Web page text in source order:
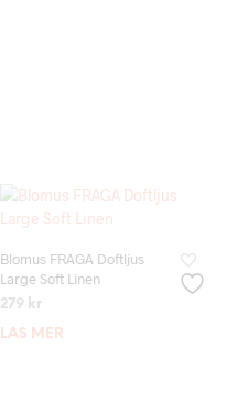
Blomus FRAGA Doftljus
Large Soft Linen
279 kr
LÄS MER